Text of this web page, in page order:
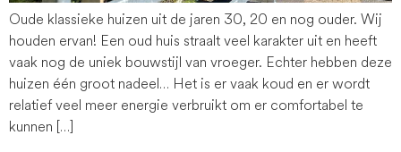
Oude klassieke huizen uit de jaren 30, 20 en nog ouder. Wij
houden ervan! Een oud huis straalt veel karakter uit en heeft
vaak nog de uniek bouwstijl van vroeger. Echter hebben deze
huizen één groot nadeel… Het is er vaak koud en er wordt
relatief veel meer energie verbruikt om er comfortabel te
kunnen […]